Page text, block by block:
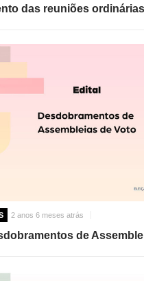
das reuniões
2 anos 6 meses atrás
de